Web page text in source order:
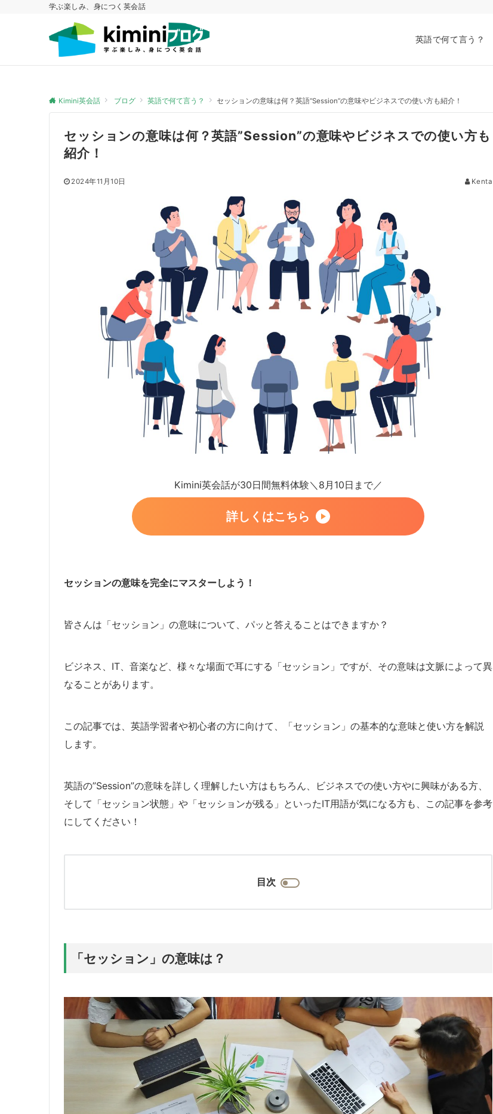
学ぶ楽しみ、身につく英会話
英語で何て言う？
Kimini英会話 ブログ 英語で何て言う？ セッションの意味は何？英語”Session”の意味やビジネスでの使い方も紹介！
セッションの意味は何？英語”Session”の意味やビジネスでの使い方も
紹介！
2024年11月10日 Kenta
Kimini英会話が30日間無料体験＼8月10日まで／
詳しくはこちら
セッションの意味を完全にマスターしよう！
皆さんは「セッション」の意味について、パッと答えることはできますか？
ビジネス、IT、音楽など、様々な場面で耳にする「セッション」ですが、その意味は文脈によって異
なることがあります。
この記事では、英語学習者や初心者の方に向けて、「セッション」の基本的な意味と使い方を解説
します。
英語の”Session”の意味を詳しく理解したい方はもちろん、ビジネスでの使い方やに興味がある方、
そして「セッション状態」や「セッションが残る」といったIT用語が気になる方も、この記事を参考
にしてください！
目次
「セッション」の意味は？